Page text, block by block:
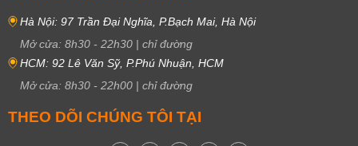
Hà Nội: 97 Trần Đại Nghĩa, P.Bạch Mai, Hà Nội
Mở cửa: 8h30 - 22h30 | chỉ đường
HCM: 92 Lê Văn Sỹ, P.Phú Nhuận, HCM
Mở cửa: 8h30 - 22h00 | chỉ đường
THEO DÕI CHÚNG TÔI TẠI